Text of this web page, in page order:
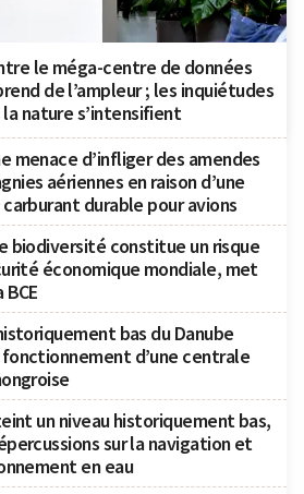
le méga-centre de données
de l’ampleur ; les inquiétudes
nature s’intensifient
menace d’infliger des amendes
aériennes en raison d’une
durable pour avions
biodiversité constitue un risque
économique mondiale, met
bas du Danube
d’une centrale
un niveau historiquement bas,
sur la navigation et
en eau